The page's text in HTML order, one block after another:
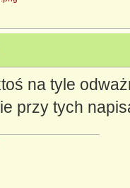
na tyle
przy tych